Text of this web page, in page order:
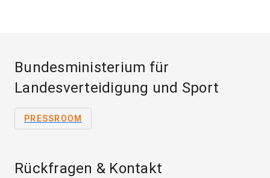
Bundesministerium für
Landesverteidigung und Sport
PRESSROOM
Rückfragen & Kontakt